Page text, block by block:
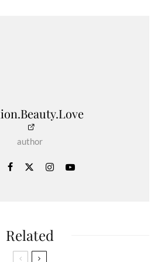
author
Related